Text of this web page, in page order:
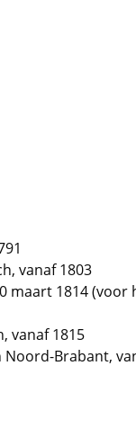
vanaf 1803
maart 1814
vanaf 1815
Brabant,